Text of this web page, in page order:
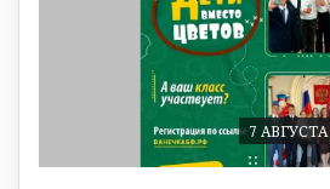
7 АВГУСТА